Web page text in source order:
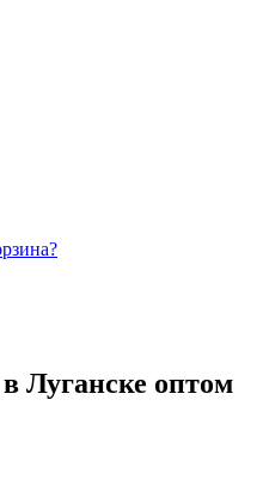
?
Луганске оптом